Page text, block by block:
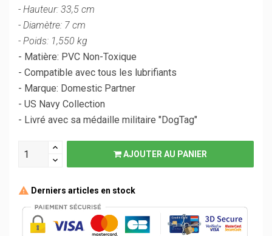
- Hauteur: 33,5 cm
- Diamètre: 7 cm
- Poids: 1,550 kg
- Matière: PVC Non-Toxique
- Compatible avec tous les lubrifiants
- Marque: Domestic Partner
- US Navy Collection
- Livré avec sa médaille militaire "DogTag"
AJOUTER AU PANIER
Derniers articles en stock